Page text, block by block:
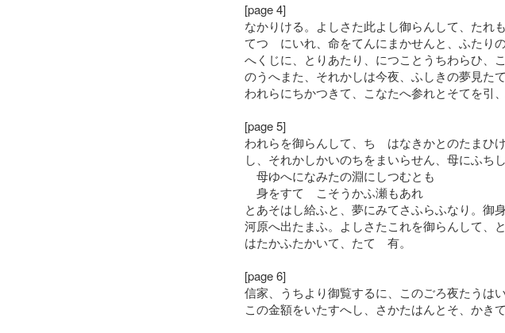
[page 4]
なかりける。よしさた此よし御らんして、たれ
てつゝにいれ、命をてんにまかせんと、ふたり
へくじに、とりあたり、につことうちわらひ、
のうへまた、それかしは今夜、ふしきの夢見た
われらにちかつきて、こなたへ参れとそてを引
[page 5]
われらを御らんして、ちゝはなきかとのたまひ
し、それかしかいのちをまいらせん、母にふち
母ゆへになみたの淵にしつむとも
身をすてゝこそうかふ瀬もあれ
とあそはし給ふと、夢にみてさふらふなり。御
河原へ出たまふ。よしさたこれを御らんして、
はたかふたかいて、たてゝ有。
[page 6]
信家、うちより御覧するに、このごろ夜たうは
この金額をいたすへし、さかたはんとそ、かきて